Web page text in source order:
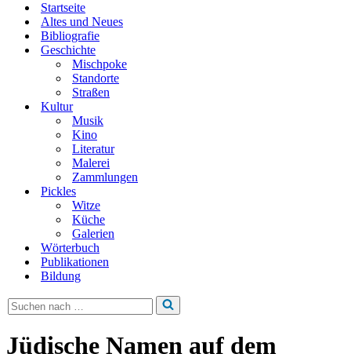
Startseite
Altes und Neues
Bibliografie
Geschichte
Mischpoke
Standorte
Straßen
Kultur
Musik
Kino
Literatur
Malerei
Zammlungen
Pickles
Witze
Küche
Galerien
Wörterbuch
Publikationen
Bildung
Suchen
nach …
Jüdische Namen auf dem